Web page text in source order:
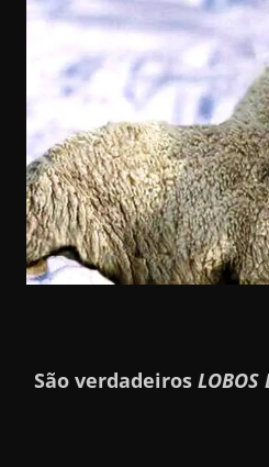
São verdadeirosLOBOS